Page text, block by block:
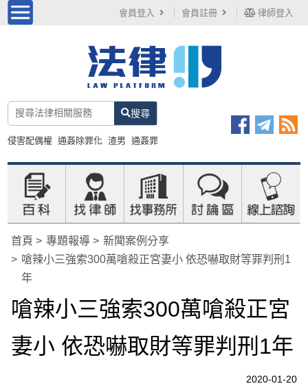
會員登入 會員註冊 律師登入
搜尋
侵害配偶權 通姦除罪化 渣男 通姦罪
首頁 專題報導
新聞案例分享
嗆辣小三強索300萬嗆殺正宮妻小 依恐嚇取財等罪判刑1
年
嗆辣小三強索300萬嗆殺正宮
妻小 依恐嚇取財等罪判刑1年
2020-01-20